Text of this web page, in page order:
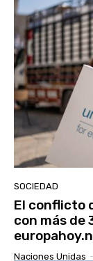
SOCIEDAD
El conflicto
con más de
Naciones Unidas -